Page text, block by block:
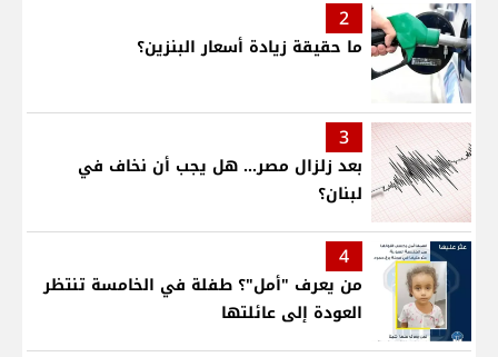
2
ما حقيقة زيادة أسعار البنزين؟
3
بعد زلزال مصر... هل يجب أن نخاف في
لبنان؟
4
من يعرف "أمل"؟ طفلة في الخامسة تنتظر
العودة إلى عائلتها